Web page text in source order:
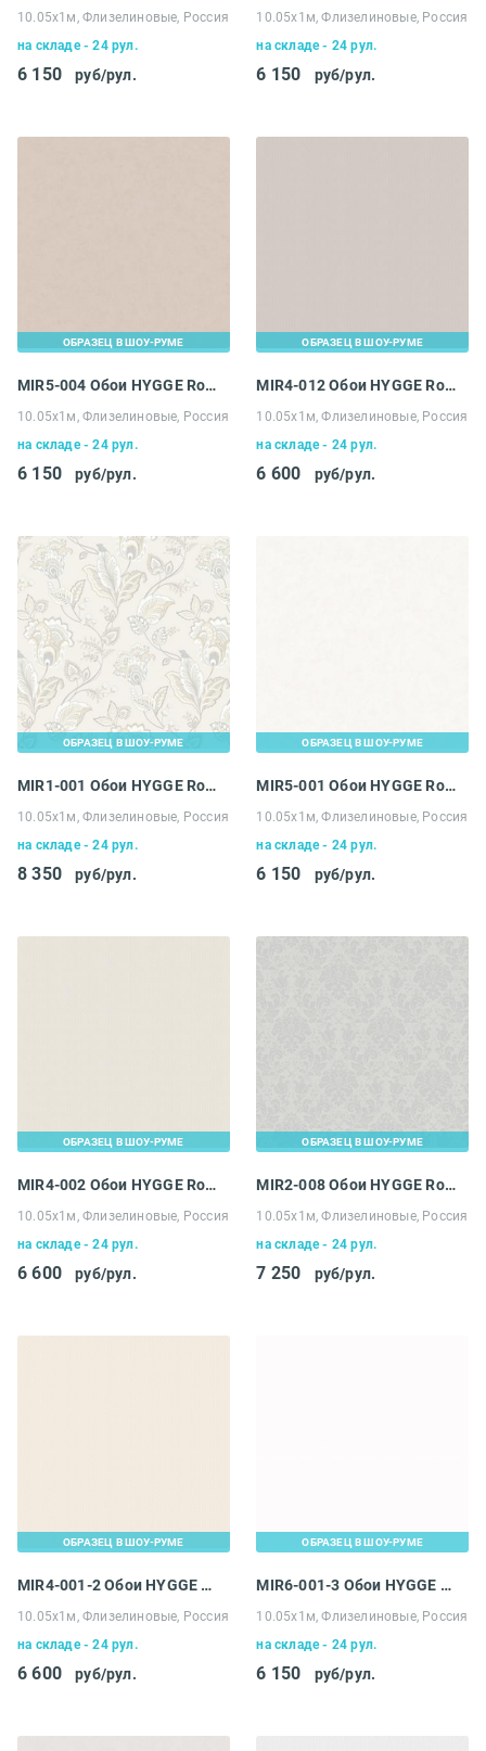
10.05х1м, Флизелиновые, Россия
на складе - 24 рул.
6 150 руб/рул.
10.05х1м, Флизелиновые, Россия
на складе - 24 рул.
6 150 руб/рул.
ОБРАЗЕЦ В ШОУ-РУМЕ
MIR5-004 Обои HYGGE Roll Made in Russia
10.05х1м, Флизелиновые, Россия
на складе - 24 рул.
6 150 руб/рул.
ОБРАЗЕЦ В ШОУ-РУМЕ
MIR4-012 Обои HYGGE Roll Made in Russia
10.05х1м, Флизелиновые, Россия
на складе - 24 рул.
6 600 руб/рул.
ОБРАЗЕЦ В ШОУ-РУМЕ
MIR1-001 Обои HYGGE Roll Made in Russia
10.05х1м, Флизелиновые, Россия
на складе - 24 рул.
8 350 руб/рул.
ОБРАЗЕЦ В ШОУ-РУМЕ
MIR5-001 Обои HYGGE Roll Made in Russia
10.05х1м, Флизелиновые, Россия
на складе - 24 рул.
6 150 руб/рул.
ОБРАЗЕЦ В ШОУ-РУМЕ
MIR4-002 Обои HYGGE Roll Made in Russia
10.05х1м, Флизелиновые, Россия
на складе - 24 рул.
6 600 руб/рул.
ОБРАЗЕЦ В ШОУ-РУМЕ
MIR2-008 Обои HYGGE Roll Made in Russia
10.05х1м, Флизелиновые, Россия
на складе - 24 рул.
7 250 руб/рул.
ОБРАЗЕЦ В ШОУ-РУМЕ
MIR4-001-2 Обои HYGGE Roll Made in Russia
10.05х1м, Флизелиновые, Россия
на складе - 24 рул.
6 600 руб/рул.
ОБРАЗЕЦ В ШОУ-РУМЕ
MIR6-001-3 Обои HYGGE Roll Made in Russia
10.05х1м, Флизелиновые, Россия
на складе - 24 рул.
6 150 руб/рул.